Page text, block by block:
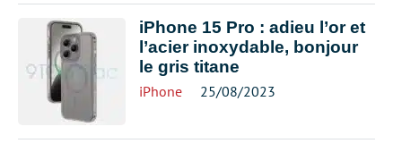
iPhone 15 Pro : adieu l’or et
l’acier inoxydable, bonjour
le gris titane
iPhone 25/08/2023